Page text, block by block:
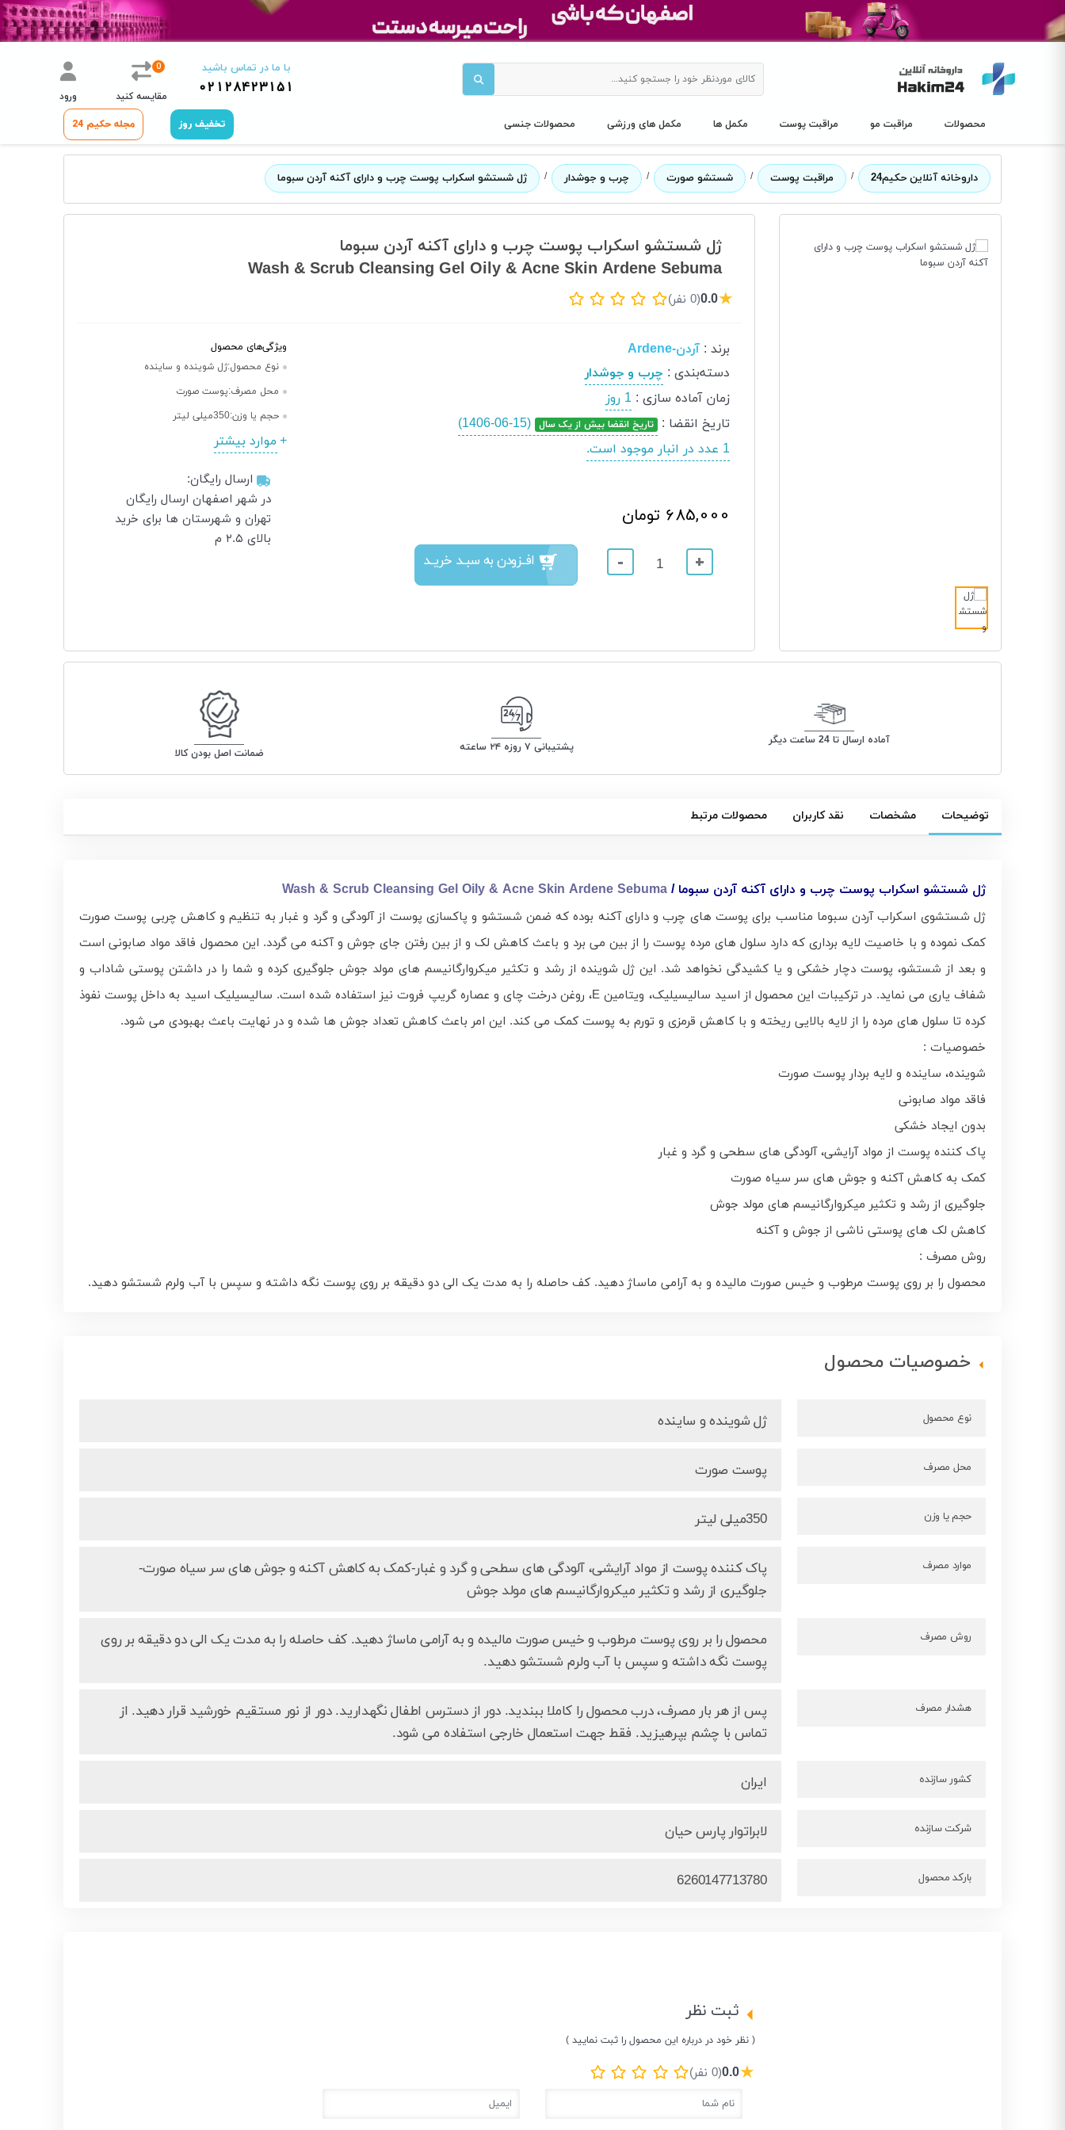
با ما در تماس باشید
02128423151
0
مقایسه کنید ورود
محصولات مراقبت مو مراقبت پوست مکمل ها مکمل های ورزشی محصولات جنسی تخفیف روز مجله حکیم 24
داروخانه آنلاین حکیم24 / مراقبت پوست / شستشو صورت / چرب و جوشدار / ژل شستشو اسکراب پوست چرب و دارای آکنه آردن سبوما
ژل شستشو اسکراب پوست چرب و دارای آکنه آردن سبوما
Wash & Scrub Cleansing Gel Oily & Acne Skin Ardene Sebuma
★
0.0(0 نفر)
برند :آردن-Ardene
دسته‌بندی : چرب و جوشدار
زمان آماده سازی :1 روز
تاریخ انقضا : تاریخ انقضا بیش از یک سال (1406-06-15)
1 عدد در انبار موجود است.
685,000 تومان
+
- افــزودن به سبــد خریــد
ویژگی‌های محصول
نوع محصول:ژل شوینده و ساینده
محل مصرف:پوست صورت
حجم یا وزن:350میلی لیتر
موارد بیشتر
ارسال رایگان:
در شهر اصفهان ارسال رایگان
تهران و شهرستان ها برای خرید
بالای ۲.۵ م
آماده ارسال تا 24 ساعت دیگر پشتیبانی ۷ روزه ۲۴ ساعته ضمانت اصل بودن کالا
توضیحات مشخصات نقد کاربران محصولات مرتبط
ژل شستشو اسکراب پوست چرب و دارای آکنه آردن سبوما / Wash & Scrub Cleansing Gel Oily & Acne Skin Ardene Sebuma
ژل شستشوی اسکراب آردن سبوما مناسب برای پوست‌ های چرب و دارای آکنه بوده که ضمن شستشو و پاکسازی پوست از آلودگی و گرد و غبار به تنظیم و کاهش چربی پوست صورت
کمک نموده و با خاصیت لایه برداری که دارد سلول‌ های مرده پوست را از بین می‌ برد و باعث کاهش لک و از بین رفتن جای جوش و آکنه می‌ گردد. این محصول فاقد مواد صابونی است
و بعد از شستشو، پوست دچار خشکی و یا کشیدگی نخواهد شد. این ژل شوینده از رشد و تکثیر میکروارگانیسم‌ های مولد جوش جلوگیری کرده و شما را در داشتن پوستی شاداب و
شفاف یاری می‌ نماید. در ترکیبات این محصول از اسید سالیسیلیک، ویتامین E، روغن درخت چای و عصاره گریپ‌ فروت نیز استفاده شده است. سالیسیلیک اسید به داخل پوست نفوذ
کرده تا سلول‌ های مرده را از لایه بالایی ریخته و با کاهش قرمزی و تورم به پوست کمک می‌ کند. این امر باعث کاهش تعداد جوش‌ ها شده و در نهایت باعث بهبودی می‌ شود.
خصوصیات :
شوینده، ساینده و لایه بردار پوست صورت
فاقد مواد صابونی
بدون ایجاد خشکی
پاک کننده پوست از مواد آرایشی، آلودگی‌ های سطحی و گرد و غبار
کمک به کاهش آکنه و جوش‌ های سر سیاه صورت
جلوگیری از رشد و تکثیر میکروارگانیسم‌ های مولد جوش
کاهش لک‌ های پوستی ناشی از جوش و آکنه
روش مصرف :
محصول را بر روی پوست مرطوب و خیس صورت مالیده و به آرامی ماساژ دهید. کف حاصله را به مدت یک الی دو دقیقه بر روی پوست نگه داشته و سپس با آب ولرم شستشو دهید.
خصوصیات محصول
نوع محصول ژل شوینده و ساینده
محل مصرف پوست صورت
حجم یا وزن 350میلی لیتر
موارد مصرف
پاک کننده پوست از مواد آرایشی، آلودگی‌ های سطحی و گرد و غبار-کمک به کاهش آکنه و جوش‌ های سر سیاه صورت-
جلوگیری از رشد و تکثیر میکروارگانیسم‌ های مولد جوش
روش مصرف
محصول را بر روی پوست مرطوب و خیس صورت مالیده و به آرامی ماساژ دهید. کف حاصله را به مدت یک الی دو دقیقه بر روی
پوست نگه داشته و سپس با آب ولرم شستشو دهید.
هشدار مصرف
پس از هر بار مصرف، درب محصول را کاملا ببندید. دور از دسترس اطفال نگهدارید. دور از نور مستقیم خورشید قرار دهید. از
تماس با چشم بپرهیزید. فقط جهت استعمال خارجی استفاده می شود.
کشور سازنده ایران
شرکت سازنده لابراتوار پارس حیان
بارکد محصول 6260147713780
ثبت نظر
( نظر خود در درباره این محصول را ثبت نمایید )
★
0.0(0 نفر)